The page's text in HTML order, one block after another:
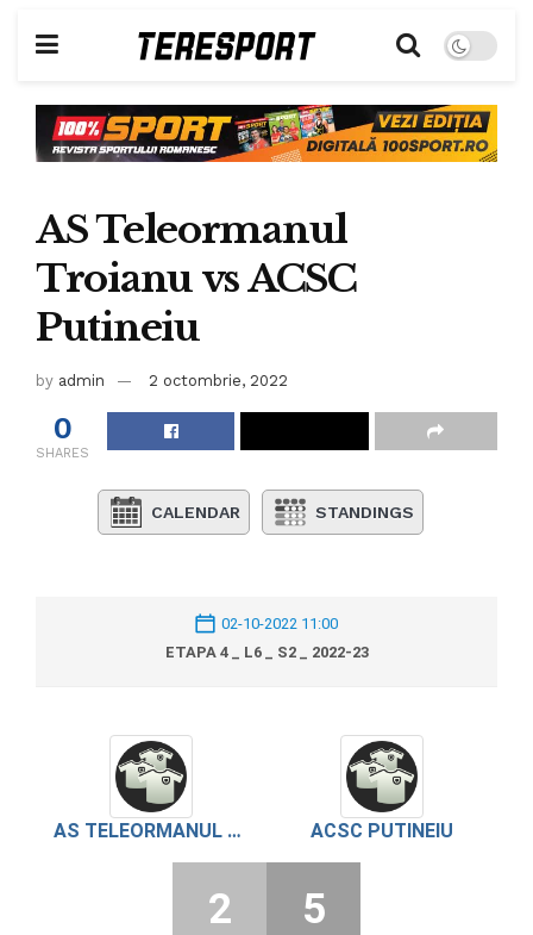
AS Teleormanul
Troianu vs ACSC
Putineiu
by admin 2 octombrie, 2022
0
SHARES
CALENDAR STANDINGS
02-10-2022 11:00
ETAPA 4 _ L6 _ S2 _ 2022-23
AS TELEORMANUL TROIANU ACSC PUTINEIU
2 5